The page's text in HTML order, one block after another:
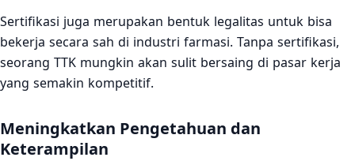
Sertifikasi juga merupakan bentuk legalitas untuk bisa
bekerja secara sah di industri farmasi. Tanpa sertifikasi,
seorang TTK mungkin akan sulit bersaing di pasar kerja
yang semakin kompetitif.
Meningkatkan Pengetahuan dan
Keterampilan